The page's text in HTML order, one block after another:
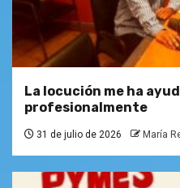
La locución me ha
profesionalmente
31 de julio de 2026 María